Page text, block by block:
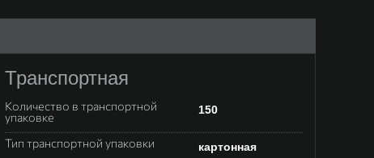
Транспортная
Количество в транспортной
упаковке 150
Тип транспортной упаковки
картонная